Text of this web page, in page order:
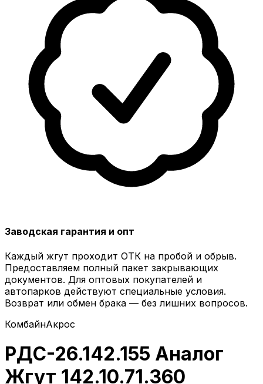
Заводская гарантия и опт
Каждый жгут проходит ОТК на пробой и обрыв.
Предоставляем полный пакет закрывающих
документов. Для оптовых покупателей и
автопарков действуют специальные условия.
Возврат или обмен брака — без лишних вопросов.
КомбайнАкрос
РДС-26.142.155 Аналог
Жгут 142.10.71.360